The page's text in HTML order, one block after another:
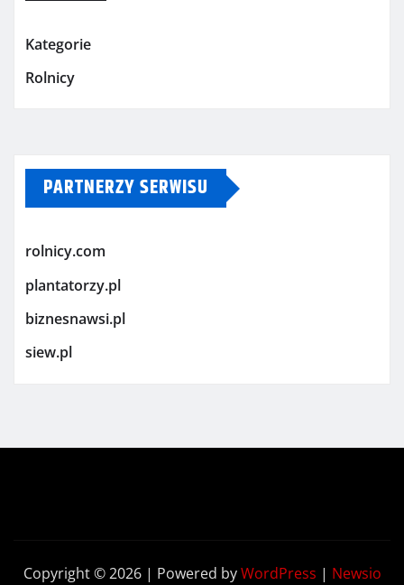
Kategorie
Rolnicy
PARTNERZY SERWISU
rolnicy.com
plantatorzy.pl
biznesnawsi.pl
siew.pl
Copyright © 2026 | Powered byWordPress | Newsio